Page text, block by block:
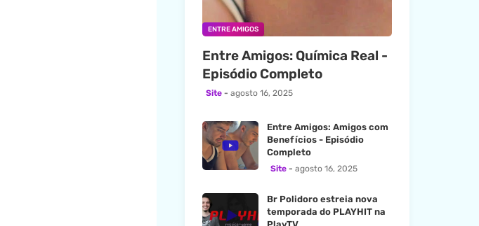
ENTRE AMIGOS
Entre Amigos: Química Real -
Episódio Completo
Site agosto 16, 2025
Entre Amigos: Amigos com
Benefícios - Episódio
Completo
Site agosto 16, 2025
Br Polidoro estreia nova
temporada do PLAYHIT na